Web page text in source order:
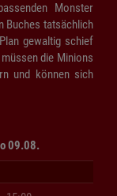
Monster
Buches tatsächlich
gewaltig schief
die Minions
und können sich
09.08.